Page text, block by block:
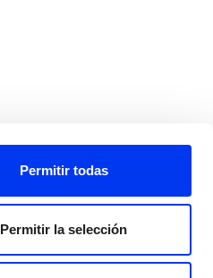
Permitir todas
Permitir la selección